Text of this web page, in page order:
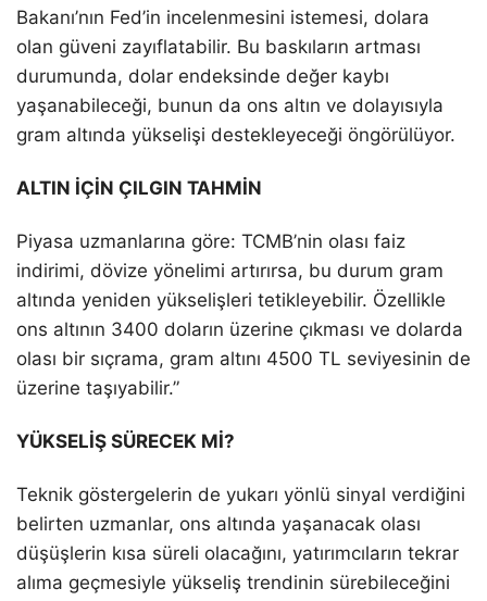
Bakanı’nın Fed’in incelenmesini istemesi, dolara
olan güveni zayıflatabilir. Bu baskıların artması
durumunda, dolar endeksinde değer kaybı
yaşanabileceği, bunun da ons altın ve dolayısıyla
gram altında yükselişi destekleyeceği öngörülüyor.
ALTIN İÇİN ÇILGIN TAHMİN
Piyasa uzmanlarına göre: TCMB’nin olası faiz
indirimi, dövize yönelimi artırırsa, bu durum gram
altında yeniden yükselişleri tetikleyebilir. Özellikle
ons altının 3400 doların üzerine çıkması ve dolarda
olası bir sıçrama, gram altını 4500 TL seviyesinin de
üzerine taşıyabilir.”
YÜKSELİŞ SÜRECEK Mİ?
Teknik göstergelerin de yukarı yönlü sinyal verdiğini
belirten uzmanlar, ons altında yaşanacak olası
düşüşlerin kısa süreli olacağını, yatırımcıların tekrar
alıma geçmesiyle yükseliş trendinin sürebileceğini